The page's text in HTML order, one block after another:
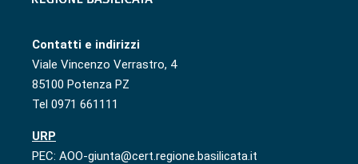
Contatti e indirizzi
Viale Vincenzo Verrastro, 4
85100 Potenza PZ
Tel 0971 661111
URP
PEC: AOO-giunta@cert.regione.basilicata.it